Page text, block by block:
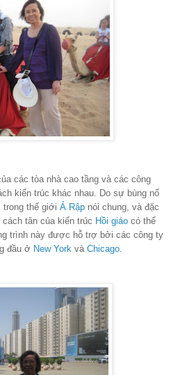
các tòa nhà cao tầng và các công
kiến trúc khác nhau. Do sự bùng nổ
thế giới Ả Rập nói chung, và đặc
tân của kiến trúc Hồi giáo có thể
trình này được hỗ trợ bởi các công ty
đầu ở New York và Chicago